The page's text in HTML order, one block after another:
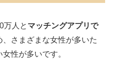
万人と マッチングアプリで
、さまざまな女性が多いた
性が多いです。